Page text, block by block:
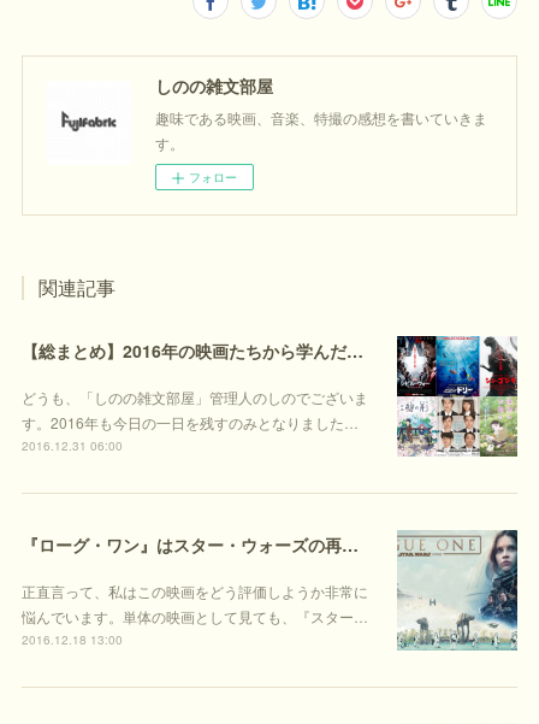
しのの雑文部屋
趣味である映画、音楽、特撮の感想を書いていきま
す。
フォロー
関連記事
【総まとめ】2016年の映画たちから学んだこと
どうも、「しのの雑文部屋」管理人のしのでございま
す。2016年も今日の一日を残すのみとなりました…
2016.12.31 06:00
『ローグ・ワン』はスター・ウォーズの再定義と拡張の物語である
正直言って、私はこの映画をどう評価しようか非常に
悩んでいます。単体の映画として見ても、『スター…
2016.12.18 13:00